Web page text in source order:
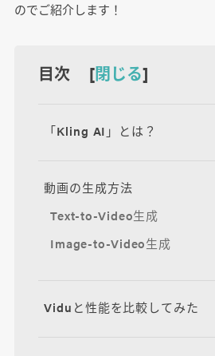
のでご紹介します！
目次 [閉じる]
「Kling AI」とは？
動画の生成方法
Text-to-Video生成
Image-to-Video生成
Viduと性能を比較してみた